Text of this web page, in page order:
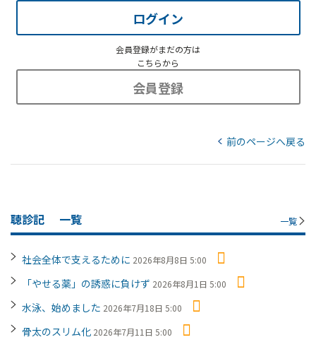
ログイン
会員登録がまだの方は
こちらから
会員登録
前のページへ戻る
聴診記 一覧 一覧
社会全体で支えるために 2026年8月8日 5:00
「やせる薬」の誘惑に負けず 2026年8月1日 5:00
水泳、始めました 2026年7月18日 5:00
骨太のスリム化 2026年7月11日 5:00